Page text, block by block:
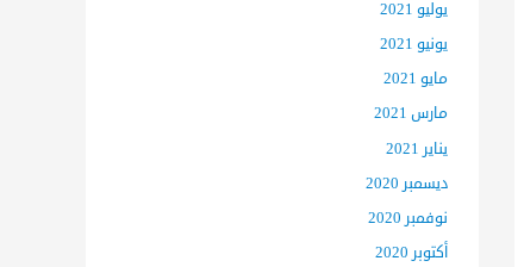
يوليو 2021
يونيو 2021
مايو 2021
مارس 2021
يناير 2021
ديسمبر 2020
نوفمبر 2020
أكتوبر 2020